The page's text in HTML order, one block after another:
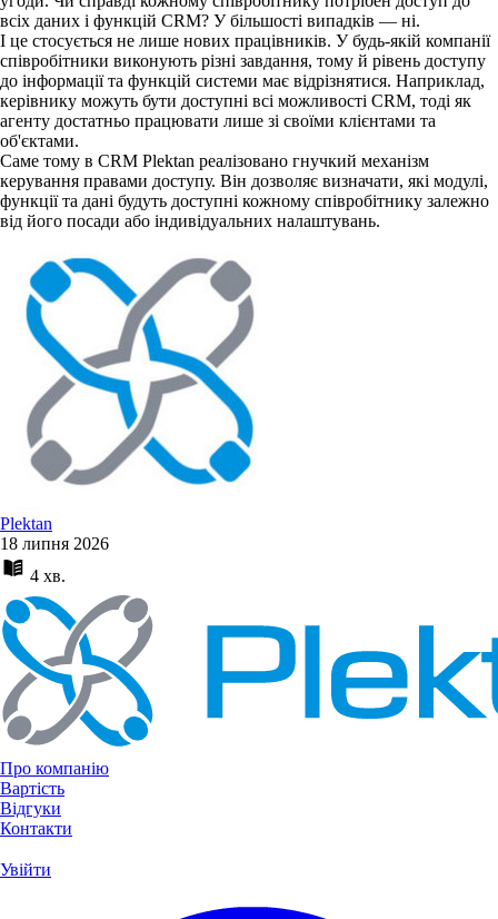
всіх даних і функцій CRM? У більшості випадків — ні.
І це стосується не лише нових працівників. У будь-якій компанії
співробітники виконують різні завдання, тому й рівень доступу
до інформації та функцій системи має відрізнятися. Наприклад,
керівнику можуть бути доступні всі можливості CRM, тоді як
агенту достатньо працювати лише зі своїми клієнтами та
об'єктами.
Саме тому в CRM Plektan реалізовано гнучкий механізм
керування правами доступу. Він дозволяє визначати, які модулі,
функції та дані будуть доступні кожному співробітнику залежно
від його посади або індивідуальних налаштувань.
Plektan
18 липня 2026
4 хв.
Про компанію
Вартість
Відгуки
Контакти
Увійти